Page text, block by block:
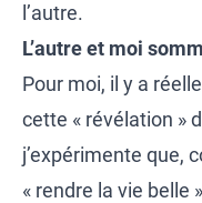
l’autre.
L’autre et moi
Pour moi, il y a
cette « révélation »
j’expérimente que,
« rendre la vie belle